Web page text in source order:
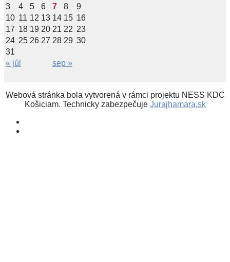
3
4 5 6 7 8
9
10 11 12 13 14 15 16
17 18 19 20 21 22 23
24 25 26 27 28 29 30
31
« júl
sep »
Webová stránka bola vytvorená v rámci projektu NESS KDC
Košiciam. Technicky zabezpečuje Jurajhamara.sk